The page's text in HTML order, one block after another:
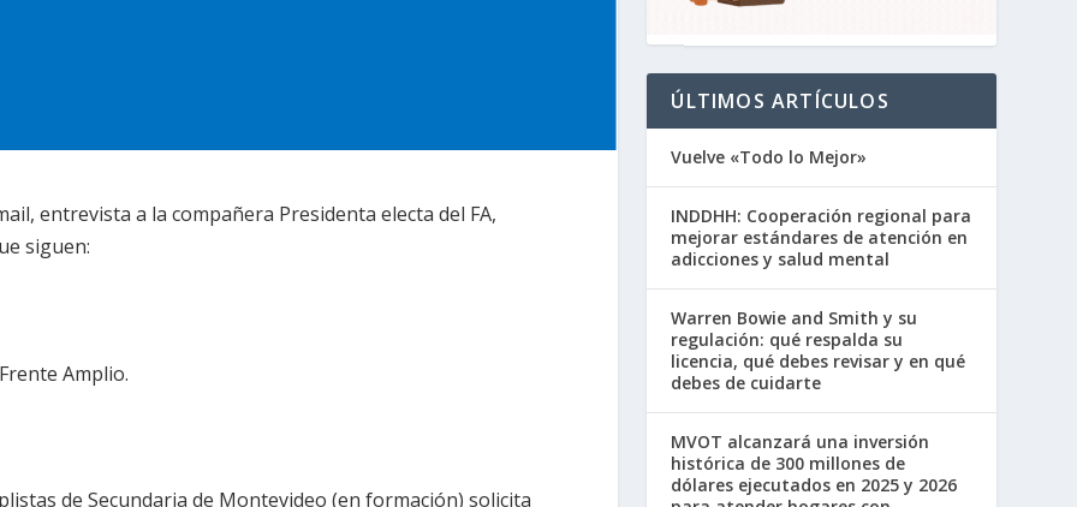
entrevista a la compañera Presidenta electa del FA,
siguen:
Amplio.
de Secundaria de Montevideo (en formación) solicita
ÚLTIMOS ARTÍCULOS
Vuelve «Todo lo Mejor»
INDDHH: Cooperación regional para
mejorar estándares de atención en
adicciones y salud mental
Warren Bowie and Smith y su
regulación: qué respalda su
licencia, qué debes revisar y en qué
debes de cuidarte
MVOT alcanzará una inversión
histórica de 300 millones de
dólares ejecutados en 2025 y 2026